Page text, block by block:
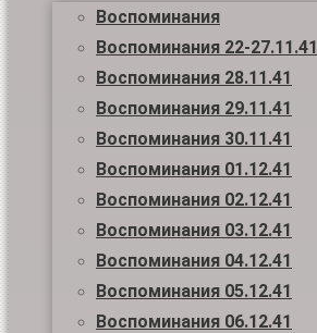
Воспоминания
Воспоминания 22-27.11.41
Воспоминания 28.11.41
Воспоминания 29.11.41
Воспоминания 30.11.41
Воспоминания 01.12.41
Воспоминания 02.12.41
Воспоминания 03.12.41
Воспоминания 04.12.41
Воспоминания 05.12.41
Воспоминания 06.12.41